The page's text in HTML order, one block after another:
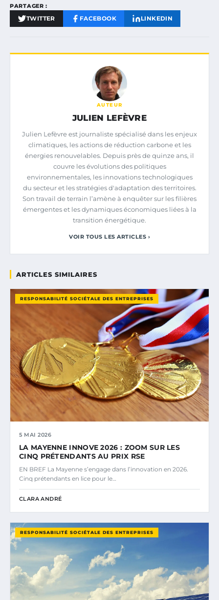
PARTAGER :
TWITTER FACEBOOK LINKEDIN
AUTEUR
JULIEN LEFÈVRE
Julien Lefèvre est journaliste spécialisé dans les enjeux
climatiques, les actions de réduction carbone et les
énergies renouvelables. Depuis près de quinze ans, il
couvre les évolutions des politiques
environnementales, les innovations technologiques
du secteur et les stratégies d'adaptation des territoires.
Son travail de terrain l’amène à enquêter sur les filières
émergentes et les dynamiques économiques liées à la
transition énergétique.
VOIR TOUS LES ARTICLES ›
ARTICLES SIMILAIRES
RESPONSABILITÉ SOCIÉTALE DES ENTREPRISES
5 MAI 2026
LA MAYENNE INNOVE 2026 : ZOOM SUR LES
CINQ PRÉTENDANTS AU PRIX RSE
EN BREF La Mayenne s’engage dans l’innovation en 2026.
Cinq prétendants en lice pour le…
CLARA ANDRÉ
RESPONSABILITÉ SOCIÉTALE DES ENTREPRISES